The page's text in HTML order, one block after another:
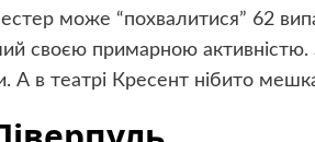
може “похвалитися” 62
своєю примарною
А в театрі Кресент нібито